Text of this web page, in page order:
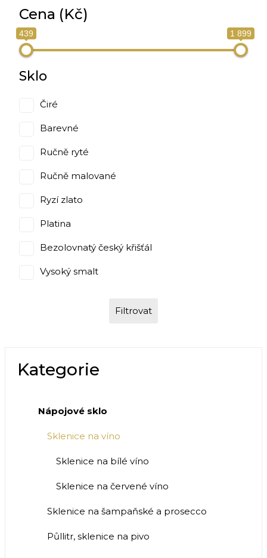
Cena (Kč)
439 1 899
Sklo
Čiré
Barevné
Ručně ryté
Ručně malované
Ryzí zlato
Platina
Bezolovnatý český křišťál
Vysoký smalt
Filtrovat
Kategorie
Nápojové sklo
Sklenice na víno
Sklenice na bílé víno
Sklenice na červené víno
Sklenice na šampaňské a prosecco
Půllitr, sklenice na pivo